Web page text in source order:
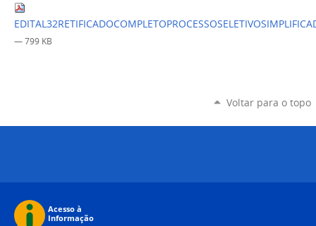
— 799 KB
Voltar para o topo